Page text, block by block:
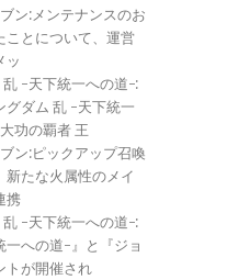
ン:メンテナンスのお
ことについて、運営
ッ
乱 -天下統一への道-:
グダム 乱 -天下統一
功の覇者 王
ン:ピックアップ召喚
新たな火属性のメイ
携
乱 -天下統一への道-:
一への道-』と『ジョ
トが開催され